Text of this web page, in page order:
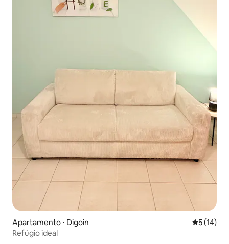
Apartamento ⋅ Digoin 5 de uma
5 (14)
Refúgio ideal